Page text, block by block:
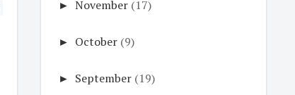
► November (17)
► October (9)
► September (19)